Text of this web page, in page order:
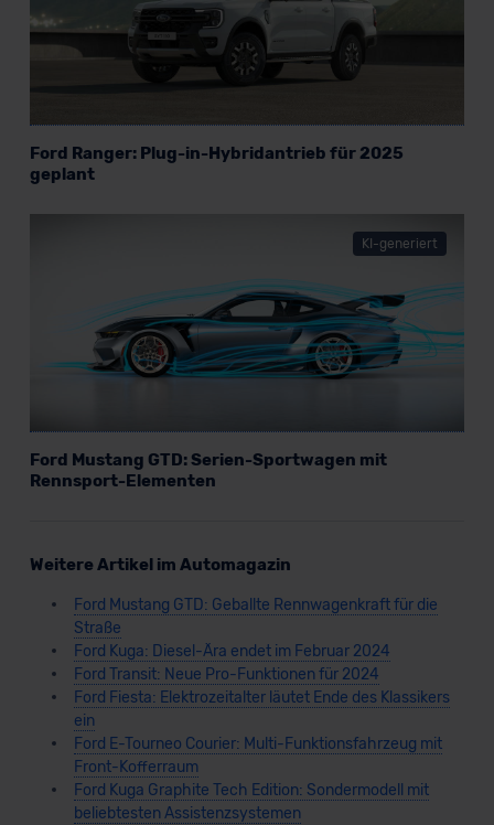
Ford Ranger: Plug-in-Hybridantrieb für 2025
geplant
KI-generiert
Ford Mustang GTD: Serien-Sportwagen mit
Rennsport-Elementen
Weitere Artikel im Automagazin
Ford Mustang GTD: Geballte Rennwagenkraft für die
Straße
Ford Kuga: Diesel-Ära endet im Februar 2024
Ford Transit: Neue Pro-Funktionen für 2024
Ford Fiesta: Elektrozeitalter läutet Ende des Klassikers
ein
Ford E-Tourneo Courier: Multi-Funktionsfahrzeug mit
Front-Kofferraum
Ford Kuga Graphite Tech Edition: Sondermodell mit
beliebtesten Assistenzsystemen